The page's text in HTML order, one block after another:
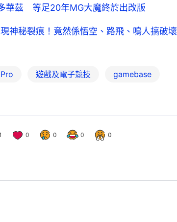
華茲 等足20年MG大魔終於出改版
神秘裂痕！竟然係悟空、路飛、鳴人搞破壞
遊戲及電子競技 gamebase
0 0 0 0